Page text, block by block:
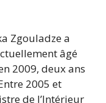
Zgouladze a
âgé
2009, deux ans
2005 et
de l’Intérieur